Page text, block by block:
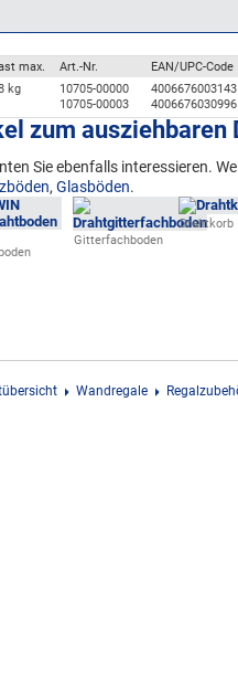
max. Art.-Nr. EAN/UPC-Code
kg
10705-00000
10705-00003
4006676003143
4006676030996
zum ausziehbaren
Sie ebenfalls interessieren.
, Glasböden.
Gitterfachboden
Drahtkorb
Wandregale